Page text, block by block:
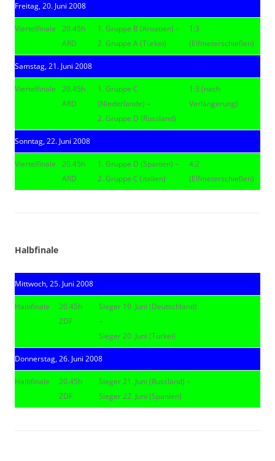
Freitag, 20. Juni 2008
Viertelfinale
20.45h
ARD
1. Gruppe B (Kroatien) –
2. Gruppe A (Türkei)
1:3
(Elfmeterschießen)
Samstag, 21. Juni 2008
Viertelfinale
20.45h
ARD
1. Gruppe C
(Niederlande) –
2. Gruppe D (Russland)
1:3 (nach
Verlängerung)
Sonntag, 22. Juni 2008
Viertelfinale
20.45h
ARD
1. Gruppe D (Spanien) –
2. Gruppe C (Italien)
4:2
(Elfmeterschießen)
Halbfinale
Mittwoch, 25. Juni 2008
Halbfinale
20.45h
ZDF
Sieger 19. Juni (Deutschland)
–
Sieger 20. Juni (Türkei)
Donnerstag, 26. Juni 2008
Halbfinale
20.45h
ZDF
Sieger 21. Juni (Russland) –
Sieger 22. Juni (Spanien)